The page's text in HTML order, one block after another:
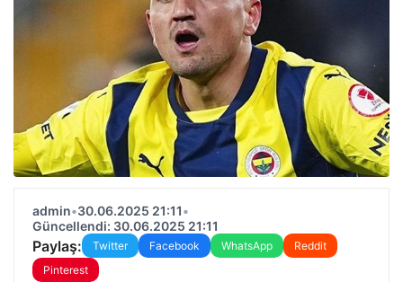
admin•30.06.2025 21:11•
Güncellendi: 30.06.2025 21:11
Paylaş: Twitter Facebook WhatsApp
Reddit
Pinterest